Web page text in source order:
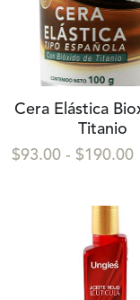
Cera Elástica
Titanio
$93.00 - $190.00